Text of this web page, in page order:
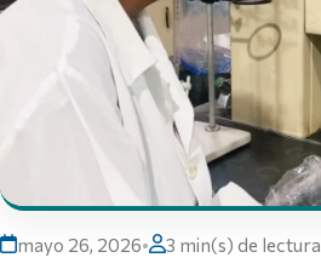
mayo 26, 2026• 3 min(s) de lectura